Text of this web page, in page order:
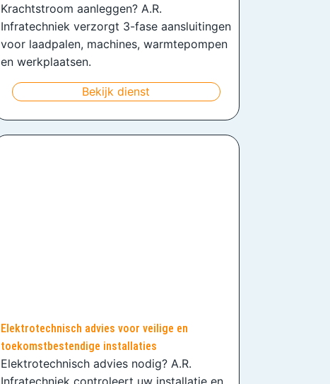
Krachtstroom aanleggen? A.R.
Infratechniek verzorgt 3-fase aansluitingen
voor laadpalen, machines, warmtepompen
en werkplaatsen.
Bekijk dienst
Elektrotechnisch advies voor veilige en
toekomstbestendige installaties
Elektrotechnisch advies nodig? A.R.